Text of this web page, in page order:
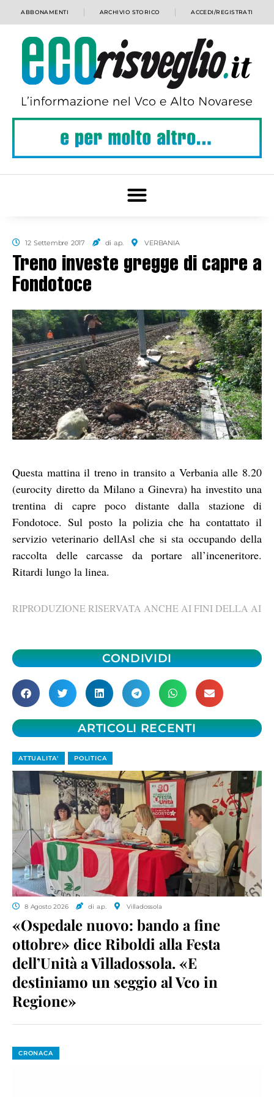
ABBONAMENTI ARCHIVIO STORICO ACCEDI/REGISTRATI
12 Settembre 2017 di a.p. VERBANIA
Treno investe gregge di capre a
Fondotoce
Questa mattina il treno in transito a Verbania alle 8.20
(eurocity diretto da Milano a Ginevra) ha investito una
trentina di capre poco distante dalla stazione di
Fondotoce. Sul posto la polizia che ha contattato il
servizio veterinario dellAsl che si sta occupando della
raccolta delle carcasse da portare all’inceneritore.
Ritardi lungo la linea.
RIPRODUZIONE RISERVATA ANCHE AI FINI DELLA AI
CONDIVIDI
ARTICOLI RECENTI
ATTUALITA' POLITICA
8 Agosto 2026 di a.p. Villadossola
«Ospedale nuovo: bando a fine
ottobre» dice Riboldi alla Festa
dell’Unità a Villadossola. «E
destiniamo un seggio al Vco in
Regione»
CRONACA